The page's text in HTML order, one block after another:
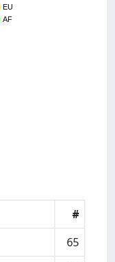
EU
AF
#
65